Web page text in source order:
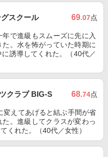
スクール 69.07点
で進級もスムーズに先に入
。水を怖がっていた時期に
誘導してくれた。（40代／
クラブ BIG-S 68.74点
変えてあげると結ぶ手間が省
。進級してクラスが変わっ
くれた。（40代／女性）